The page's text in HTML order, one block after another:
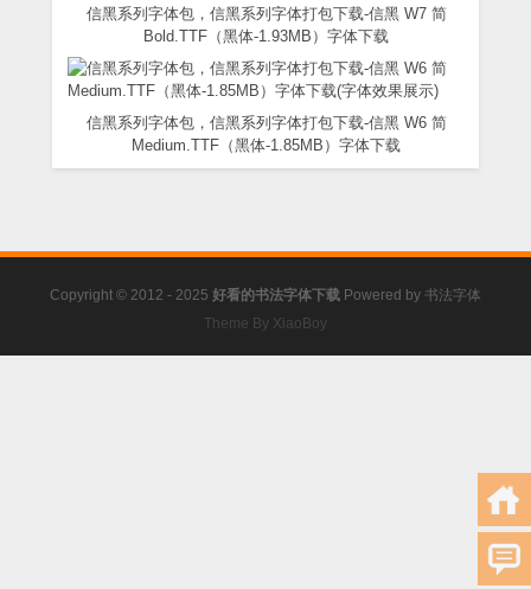
信黑系列字体包，信黑系列字体打包下载-信黑 W7 简
Bold.TTF（黑体-1.93MB）字体下载
信黑系列字体包，信黑系列字体打包下载-信黑 W6 简
Medium.TTF（黑体-1.85MB）字体下载
Copyright © 2012 - 2025 好看的书法字体下载 Powered by 书法字体
Theme By XiaoBoy